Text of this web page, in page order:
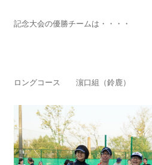
記念大会の優勝チームは・・・・
ロングコース 濵口組（鈴鹿）